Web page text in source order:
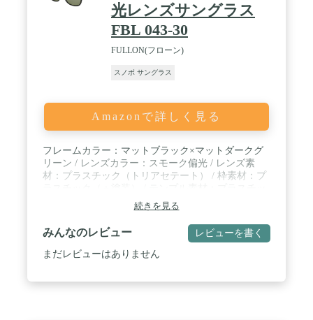
光レンズサングラス
FBL 043-30
FULLON(フローン)
スノボ サングラス
Amazonで詳しく見る
フレームカラー：マットブラック×マットダークグ
リーン / レンズカラー：スモーク偏光 / レンズ素
材：プラスチック（トリアセテート） / 枠素材：プ
続きを見る
みんなのレビュー レビューを書く
まだレビューはありません